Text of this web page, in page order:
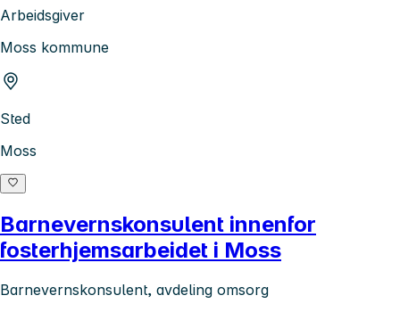
Arbeidsgiver
Moss kommune
Sted
Moss
Barnevernskonsulent innenfor
fosterhjemsarbeidet i Moss
Barnevernskonsulent, avdeling omsorg